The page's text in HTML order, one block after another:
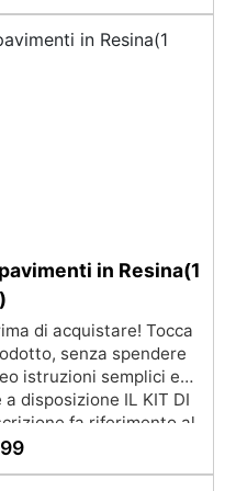
resistente ai
lucida o satinata. ✅
in kit per metrature da
in Resina(1
di acquistare! Tocca
senza spendere
istruzioni semplici e
disposizione IL KIT DI
fa riferimento al
di prova non è